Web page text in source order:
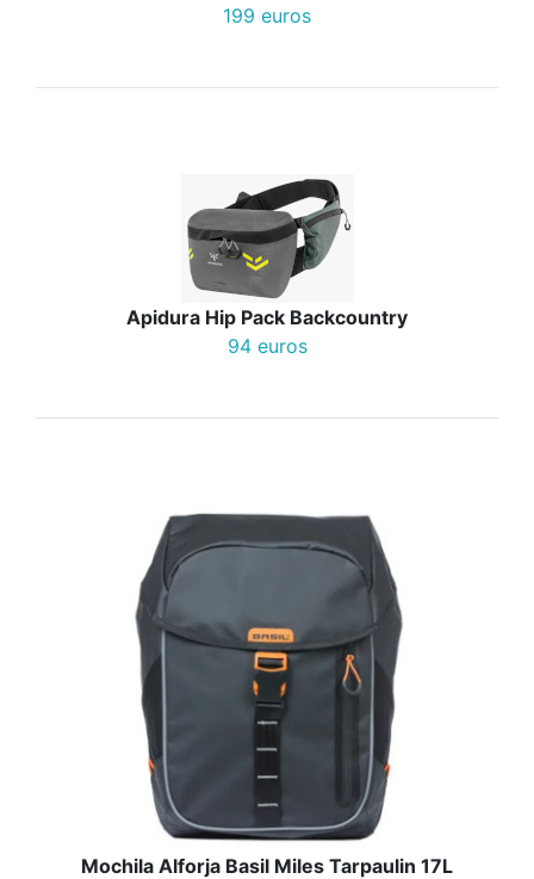
199 euros
Apidura Hip Pack Backcountry
94 euros
Mochila Alforja Basil Miles Tarpaulin 17L